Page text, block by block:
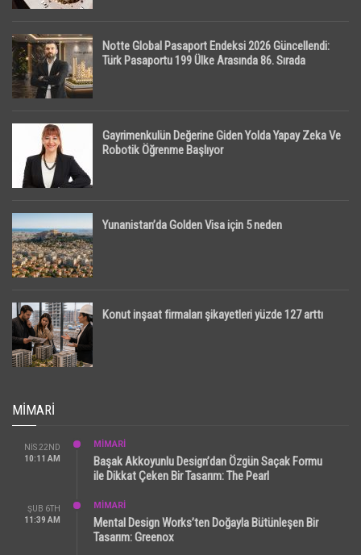
Notte Global Pasaport Endeksi 2026 Güncellendi:
Türk Pasaportu 199 Ülke Arasında 86. Sırada
Gayrimenkulün Değerine Giden Yolda Yapay Zeka Ve
Robotik Öğrenme Başlıyor
Yunanistan’da Golden Visa için 5 neden
Konut inşaat firmaları şikayetleri yüzde 127 arttı
MIMARI
NIS 22ND
10:11 AM
MİMARİ
Başak Akkoyunlu Design’dan Özgün Saçak Formu
ile Dikkat Çeken Bir Tasarım: The Pearl
ŞUB 6TH
11:39 AM
MİMARİ
Mental Design Works’ten Doğayla Bütünleşen Bir
Tasarım: Greenox